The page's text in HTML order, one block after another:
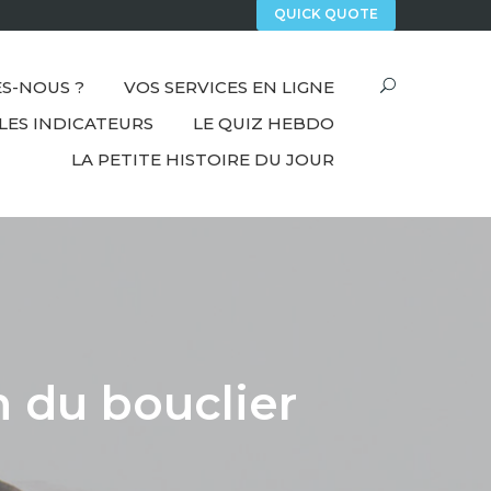
QUICK QUOTE
NOUS ?
VOS SERVICES EN LIGNE
INDICATEURS
LE QUIZ HEBDO
LA PETITE HISTOIRE DU JOUR
du bouclier